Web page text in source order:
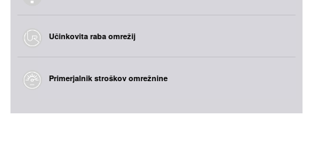
Učinkovita raba omrežij
Primerjalnik stroškov omrežnine